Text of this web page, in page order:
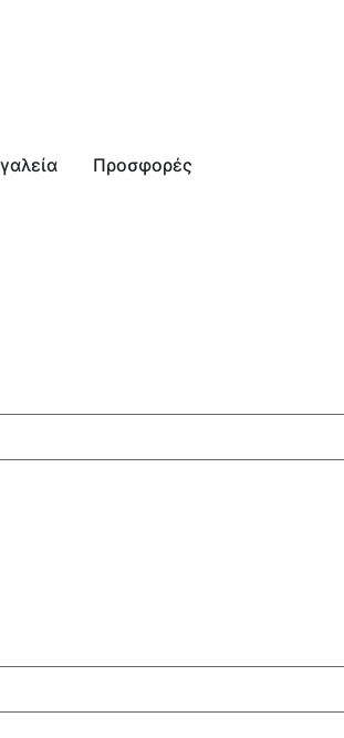
Προσφορές